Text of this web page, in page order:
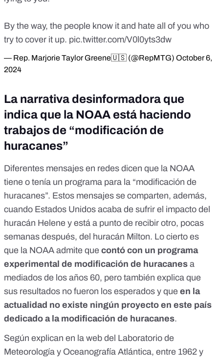
By the way, the people know it and hate all of you who
try to cover it up. pic.twitter.com/V0l0yts3dw
— Rep. Marjorie Taylor Greene🇺🇸 (@RepMTG) October 6,
2024
La narrativa desinformadora que
indica que la NOAA está haciendo
trabajos de “modificación de
huracanes”
Diferentes mensajes en redes dicen que la NOAA
tiene o tenía un programa para la “modificación de
huracanes”. Estos mensajes se comparten, además,
cuando Estados Unidos acaba de sufrir el impacto del
huracán Helene y está a punto de recibir otro, pocas
semanas después, del huracán Milton. Lo cierto es
que la NOAA admite que contó con un programa
experimental de modificación de huracanes a
mediados de los años 60, pero también explica que
sus resultados no fueron los esperados y que en la
actualidad no existe ningún proyecto en este país
dedicado a la modificación de huracanes.
Según explican en la web del Laboratorio de
Meteorología y Oceanografía Atlántica, entre 1962 y